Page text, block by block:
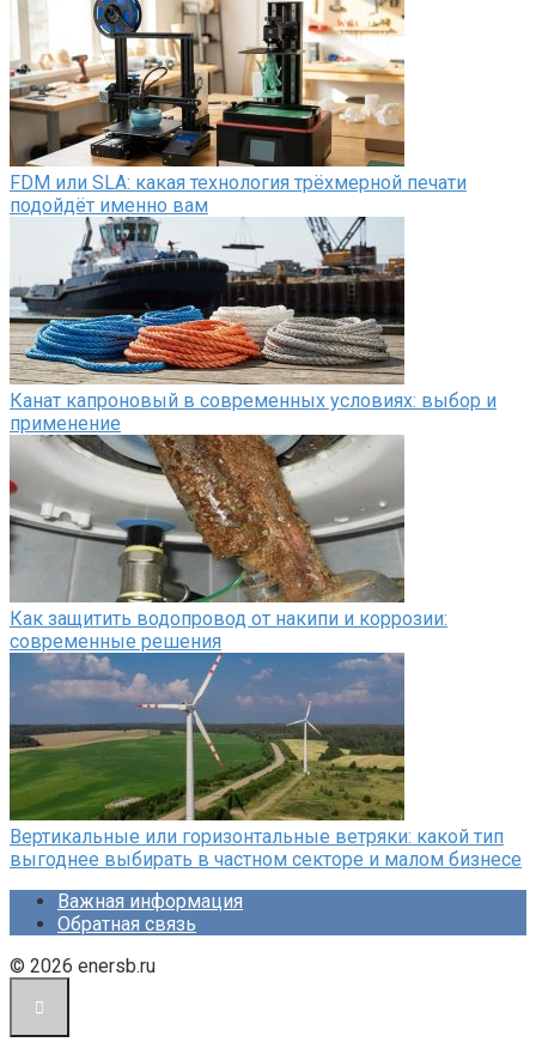
FDM или SLA: какая технология трёхмерной печати
подойдёт именно вам
Канат капроновый в современных условиях: выбор и
применение
Как защитить водопровод от накипи и коррозии:
современные решения
Вертикальные или горизонтальные ветряки: какой тип
выгоднее выбирать в частном секторе и малом бизнесе
Важная информация
Обратная связь
© 2026 enersb.ru